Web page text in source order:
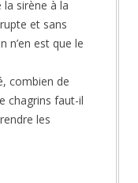
la sirène à la
et sans
n’en est que le
combien de
chagrins faut-il
les